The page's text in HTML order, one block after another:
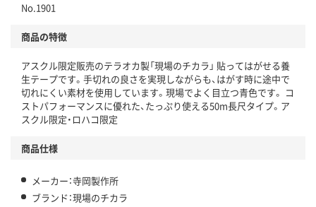
仕組
この商品の環境配慮ポイントです。下記商品詳細「
アスクル商品環境スコア詳細／加点項目
」で確認できます。
No.1901
商品の特徴
アスクル限定販売のテラオカ製「現場のチカラ」 貼ってはがせる養
生テープです。手切れの良さを実現しながらも、はがす時に途中で
切れにくい素材を使用しています。現場でよく目立つ青色です。 コ
ストパフォーマンスに優れた、たっぷり使える50m長尺タイプ。ア
スクル限定・ロハコ限定
商品仕様
メーカー：寺岡製作所
ブランド：現場のチカラ